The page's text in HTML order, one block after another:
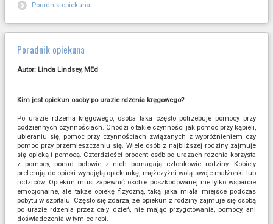
Poradnik opiekuna
Autor: Linda Lindsey, MEd
Kim jest opiekun osoby po urazie rdzenia kręgowego?
Po urazie rdzenia kręgowego, osoba taka często potrzebuje pomocy przy
codziennych czynnościach. Chodzi o takie czynności jak pomoc przy kąpieli,
ubieraniu się, pomoc przy czynnościach związanych z wypróżnieniem czy
pomoc przy przemieszczaniu się. Wiele osób z najbliższej rodziny zajmuje
się opieką i pomocą. Czterdzieści procent osób po urazach rdzenia korzysta
z pomocy, ponad połowie z nich pomagają członkowie rodziny. Kobiety
preferują do opieki wynajętą opiekunkę, mężczyźni wolą swoje małżonki lub
rodziców. Opiekun musi zapewnić osobie poszkodowanej nie tylko wsparcie
emocjonalne, ale także opiekę fizyczną, taką jaka miała miejsce podczas
pobytu w szpitalu. Często się zdarza, że opiekun z rodziny zajmuje się osobą
po urazie rdzenia przez cały dzień, nie mając przygotowania, pomocy, ani
doświadczenia w tym co robi.
Poradnik opiekuna